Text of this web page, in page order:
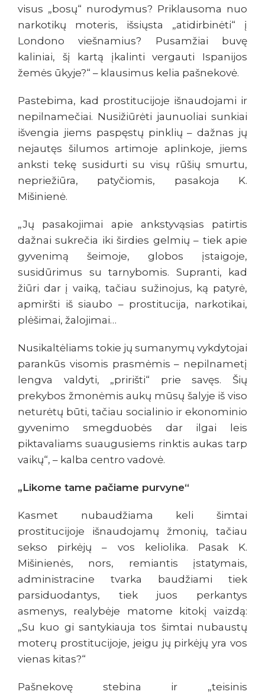
visus „bosų“ nurodymus? Priklausoma nuo
narkotikų moteris, išsiųsta „atidirbinėti“ į
Londono viešnamius? Pusamžiai buvę
kaliniai, šį kartą įkalinti vergauti Ispanijos
žemės ūkyje?“ – klausimus kelia pašnekovė.
Pastebima, kad prostitucijoje išnaudojami ir
nepilnamečiai. Nusižiūrėti jaunuoliai sunkiai
išvengia jiems paspęstų pinklių – dažnas jų
nejautęs šilumos artimoje aplinkoje, jiems
anksti tekę susidurti su visų rūšių smurtu,
nepriežiūra, patyčiomis, pasakoja K.
Mišinienė.
„Jų pasakojimai apie ankstyvąsias patirtis
dažnai sukrečia iki širdies gelmių – tiek apie
gyvenimą šeimoje, globos įstaigoje,
susidūrimus su tarnybomis. Supranti, kad
žiūri dar į vaiką, tačiau sužinojus, ką patyrė,
apmiršti iš siaubo – prostitucija, narkotikai,
plėšimai, žalojimai…
Nusikaltėliams tokie jų sumanymų vykdytojai
parankūs visomis prasmėmis – nepilnametį
lengva valdyti, „pririšti“ prie savęs. Šių
prekybos žmonėmis aukų mūsų šalyje iš viso
neturėtų būti, tačiau socialinio ir ekonominio
gyvenimo smegduobės dar ilgai leis
piktavaliams suaugusiems rinktis aukas tarp
vaikų“, – kalba centro vadovė.
„Likome tame pačiame purvyne“
Kasmet nubaudžiama keli šimtai
prostitucijoje išnaudojamų žmonių, tačiau
sekso pirkėjų – vos keliolika. Pasak K.
Mišinienės, nors, remiantis įstatymais,
administracine tvarka baudžiami tiek
parsiduodantys, tiek juos perkantys
asmenys, realybėje matome kitokį vaizdą:
„Su kuo gi santykiauja tos šimtai nubaustų
moterų prostitucijoje, jeigu jų pirkėjų yra vos
vienas kitas?“
Pašnekovę stebina ir „teisinis